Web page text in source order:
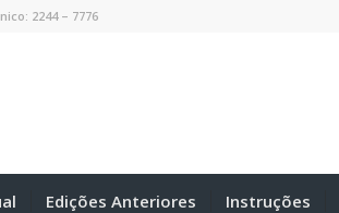
2244 – 7776
Edições Anteriores Instruções